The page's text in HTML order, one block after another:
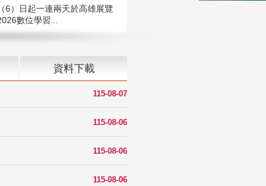
6）日起一連兩天於高雄展覽
數位學習...
資料下載
115-08-07
115-08-06
115-08-06
115-08-06